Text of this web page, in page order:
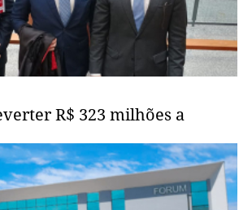
R$ 323 milhões a